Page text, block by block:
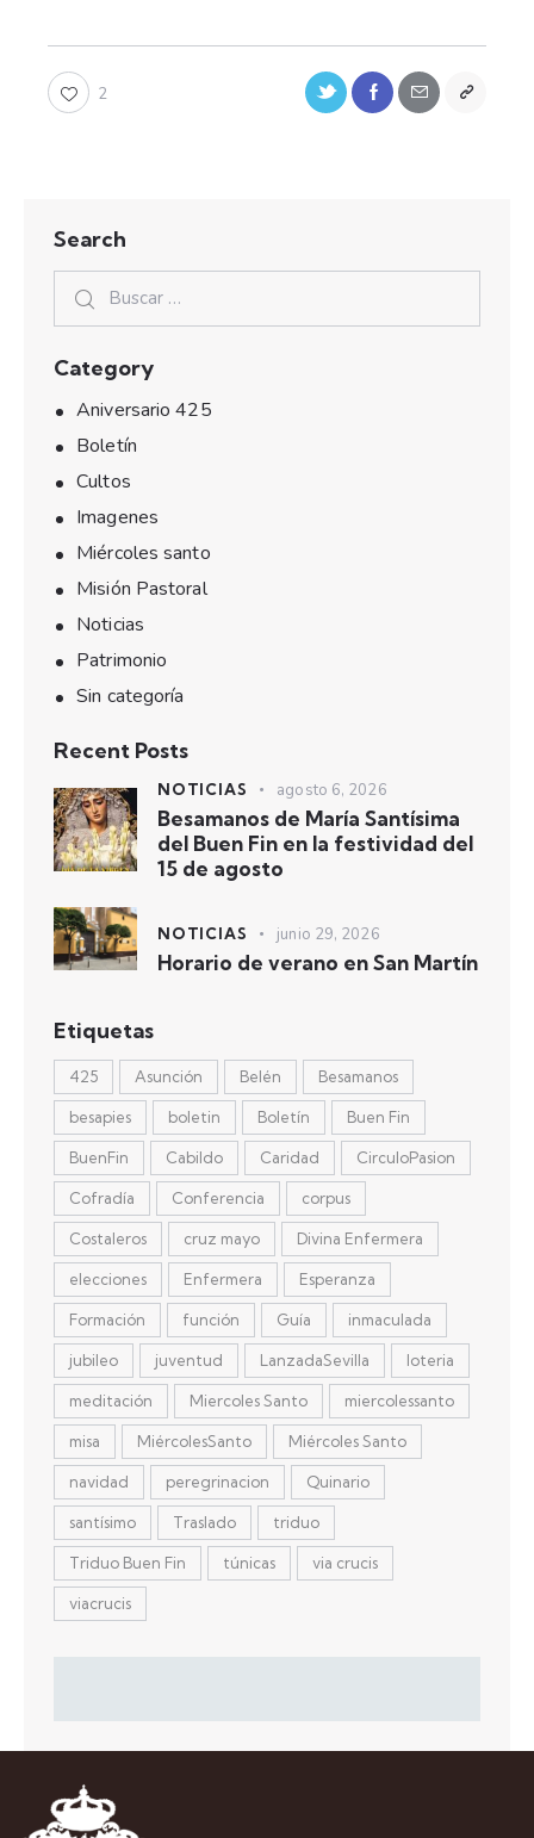
2
Search
Category
Aniversario 425
Boletín
Cultos
Imagenes
Miércoles santo
Misión Pastoral
Noticias
Patrimonio
Sin categoría
Recent Posts
NOTICIAS agosto 6, 2026
Besamanos de María Santísima
del Buen Fin en la festividad del
15 de agosto
NOTICIAS junio 29, 2026
Horario de verano en San Martín
Etiquetas
425 Asunción Belén Besamanos
besapies boletin Boletín Buen Fin
BuenFin Cabildo Caridad CirculoPasion
Cofradía Conferencia corpus
Costaleros cruz mayo Divina Enfermera
elecciones Enfermera Esperanza
Formación función Guía inmaculada
jubileo juventud LanzadaSevilla loteria
meditación Miercoles Santo miercolessanto
misa MiércolesSanto Miércoles Santo
navidad peregrinacion Quinario
santísimo Traslado triduo
Triduo Buen Fin túnicas via crucis
viacrucis